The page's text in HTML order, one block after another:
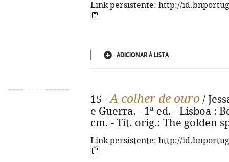
Link persistente: http://
ADICIONAR À LISTA
15 -A colher de ouro /
e Guerra. - 1ª ed. - Lisboa :
cm. - Tít. orig.: The golden
Link persistente: http://